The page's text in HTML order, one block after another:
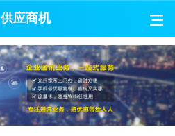
供应商机